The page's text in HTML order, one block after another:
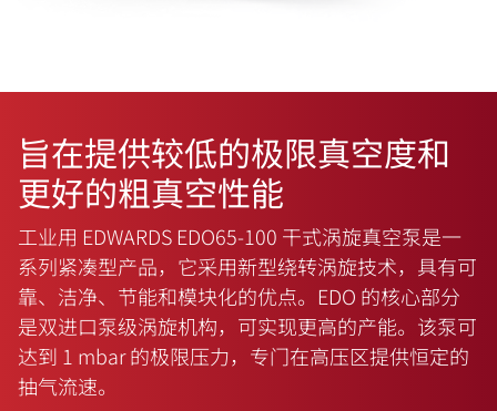
旨在提供较低的极限真空度和
更好的粗真空性能
工业用 EDWARDS EDO65-100 干式涡旋真空泵是一
系列紧凑型产品，它采用新型绕转涡旋技术，具有可
靠、洁净、节能和模块化的优点。EDO 的核心部分
是双进口泵级涡旋机构，可实现更高的产能。该泵可
达到 1 mbar 的极限压力，专门在高压区提供恒定的
抽气流速。